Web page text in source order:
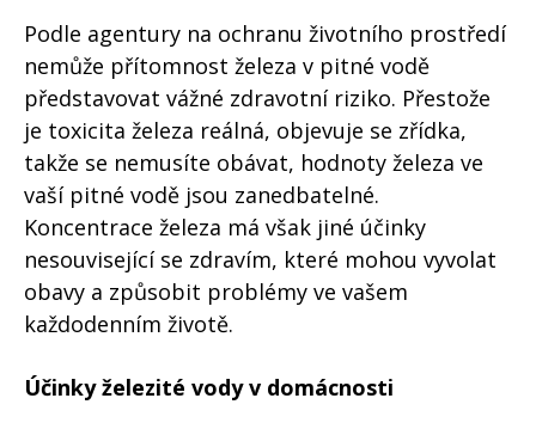
Podle agentury na ochranu životního prostředí
nemůže přítomnost železa v pitné vodě
představovat vážné zdravotní riziko. Přestože
je toxicita železa reálná, objevuje se zřídka,
takže se nemusíte obávat, hodnoty železa ve
vaší pitné vodě jsou zanedbatelné.
Koncentrace železa má však jiné účinky
nesouvisející se zdravím, které mohou vyvolat
obavy a způsobit problémy ve vašem
každodenním životě.
Účinky železité vody v domácnosti